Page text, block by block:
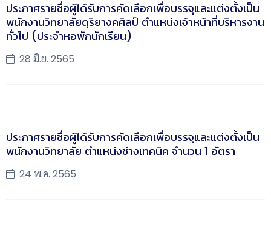
ประกาศรายชื่อผู้ได้รับการคัดเลือกเพื่อบรรจุและแต่งตั้งเป็น
พนักงานวิทยาลัยดุริยางคศิลป์ ตำแหน่งเจ้าหน้าที่บริหารงาน
ทั่วไป (ประจำหอพักนักเรียน)
28 มิ.ย. 2565
ประกาศรายชื่อผู้ได้รับการคัดเลือกเพื่อบรรจุและแต่งตั้งเป็น
พนักงานวิทยาลัย ตำแหน่งช่างเทคนิค จำนวน 1 อัตรา
24 พ.ค. 2565